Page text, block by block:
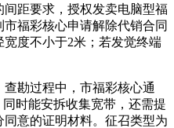
距要求，授权发卖电脑型福
福彩核心申请解除代销合同
度不小于2米；若发觉终端
勘过程中，市福彩核心通
时能安拆收集宽带，还需提
意的证明材料。征召类型为